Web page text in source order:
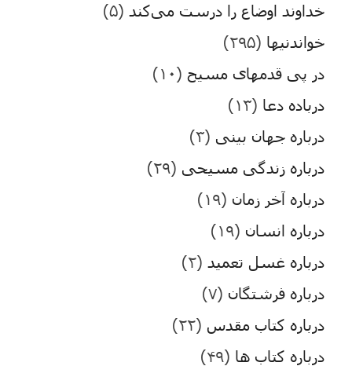
خداوند اوضاع را درست می‌کند (۵)
خواندنیها (۲۹۵)
در پی قدمهای مسیح (۱۰)
درباده دعا (۱۳)
درباره جهان بینی (۳)
درباره زندگی مسیحی (۲۹)
درباره آخر زمان (۱۹)
درباره انسان (۱۹)
درباره غسل تعمید (۲)
درباره فرشتگان (۷)
درباره کتاب مقدس (۲۲)
درباره کتاب ها (۴۹)